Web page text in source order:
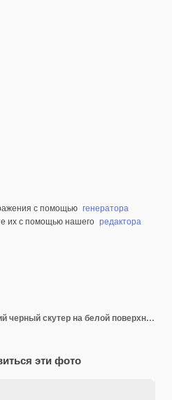
с помощью генератора
их с помощью нашего редактора
Винтажный европейский черный скутер на белой поверхности
эти фото